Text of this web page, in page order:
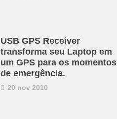
USB GPS Receiver
transforma seu Laptop em
um GPS para os momentos
de emergência.
20 nov 2010